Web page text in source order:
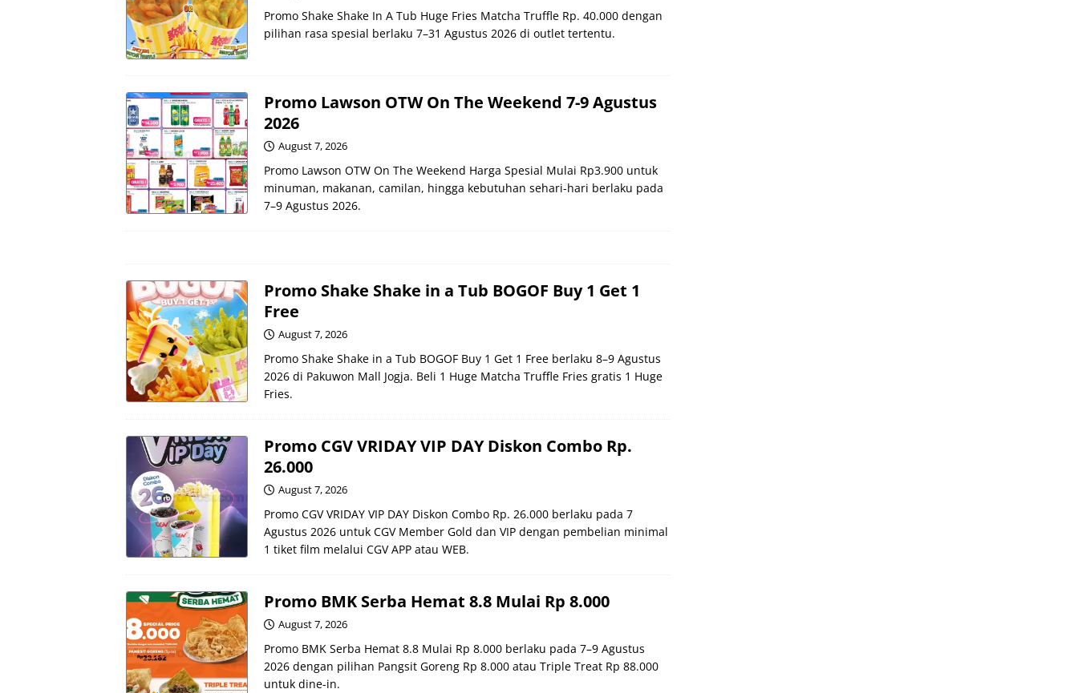
Promo Shake Shake In A Tub Huge Fries Matcha Truffle Rp. 40.000 dengan
pilihan rasa spesial berlaku 7–31 Agustus 2026 di outlet tertentu.
Promo Lawson OTW On The Weekend 7-9 Agustus
2026
August 7, 2026
Promo Lawson OTW On The Weekend Harga Spesial Mulai Rp3.900 untuk
minuman, makanan, camilan, hingga kebutuhan sehari-hari berlaku pada
7–9 Agustus 2026.
Promo Shake Shake in a Tub BOGOF Buy 1 Get 1
Free
August 7, 2026
Promo Shake Shake in a Tub BOGOF Buy 1 Get 1 Free berlaku 8–9 Agustus
2026 di Pakuwon Mall Jogja. Beli 1 Huge Matcha Truffle Fries gratis 1 Huge
Fries.
Promo CGV VRIDAY VIP DAY Diskon Combo Rp.
26.000
August 7, 2026
Promo CGV VRIDAY VIP DAY Diskon Combo Rp. 26.000 berlaku pada 7
Agustus 2026 untuk CGV Member Gold dan VIP dengan pembelian minimal
1 tiket film melalui CGV APP atau WEB.
Promo BMK Serba Hemat 8.8 Mulai Rp 8.000
August 7, 2026
Promo BMK Serba Hemat 8.8 Mulai Rp 8.000 berlaku pada 7–9 Agustus
2026 dengan pilihan Pangsit Goreng Rp 8.000 atau Triple Treat Rp 88.000
untuk dine-in.